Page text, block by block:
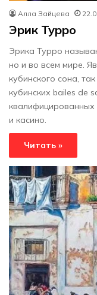
Алла Зайцева
Эрик Турро
Эрика Турро
но и во всем мире.
кубинского сона,
кубинских bailes de
и касино.
Читать »